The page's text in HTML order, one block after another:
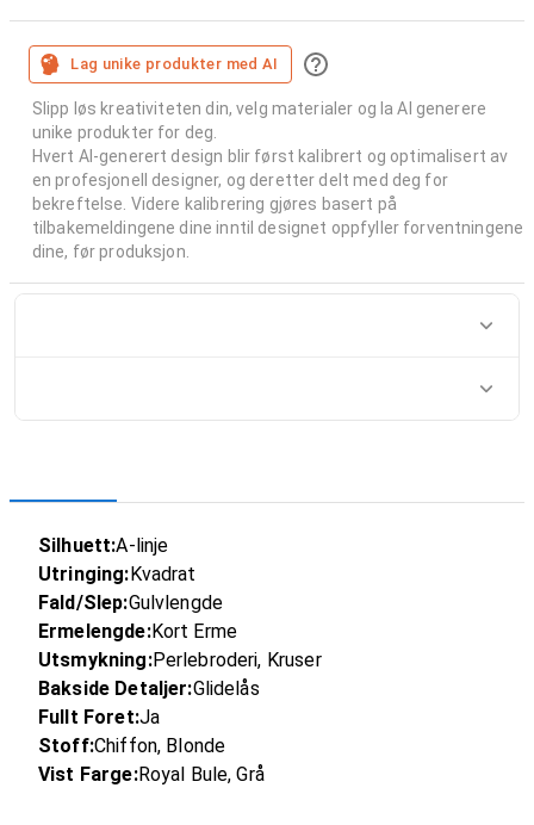
Lag unike produkter med AI
Slipp løs kreativiteten din, velg materialer og la AI generere
unike produkter for deg.
Hvert AI-generert design blir først kalibrert og optimalisert av
en profesjonell designer, og deretter delt med deg for
bekreftelse. Videre kalibrering gjøres basert på
tilbakemeldingene dine inntil designet oppfyller forventningene
dine, før produksjon.
Silhuett:A-linje
Utringing:Kvadrat
Fald/Slep:Gulvlengde
Ermelengde:Kort Erme
Utsmykning:Perlebroderi, Kruser
Bakside Detaljer:Glidelås
Fullt Foret:Ja
Stoff:Chiffon, Blonde
Vist Farge:Royal Bule, Grå